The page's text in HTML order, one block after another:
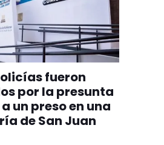
fueron
por la presunta
un preso en una
de San Juan